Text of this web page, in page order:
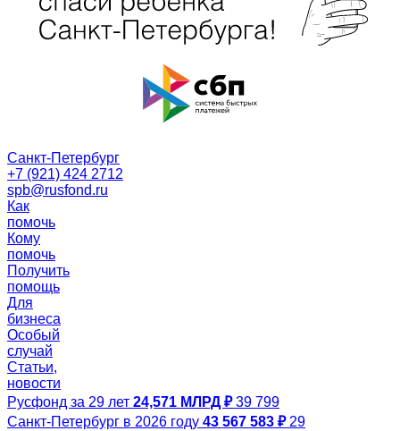
Санкт-Петербург
+7 (921) 424 2712
spb@rusfond.ru
Как
помочь
Кому
помочь
Получить
помощь
Для
бизнеса
Особый
случай
Статьи,
новости
Русфонд за 29 лет 24,571 МЛРД ₽ 39 799
Санкт-Петербург в 2026 году 43 567 583 ₽ 29